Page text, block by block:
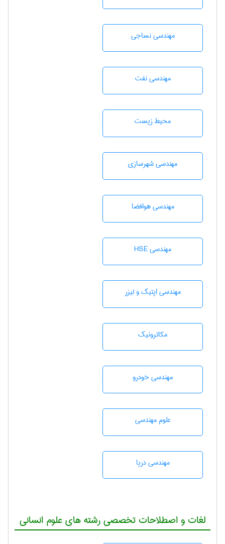
مهندسي نساجی
مهندسی نفت
محيط زيست
مهندسی شهرسازی
مهندسی هوافضا
مهندسی HSE
مهندسی اپتیک و لیزر
مکاترونیک
مهندسی خودرو
علوم مهندسی
مهندسی دریا
لغات و اصطلاحات تخصصی رشته های علوم انسانی